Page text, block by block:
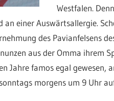
Westfalen.
einer Auswärtsallergie.
des Pavianfelsens
aus der Omma ihrem
Jahre famos egal gewesen,
morgens um 9 Uhr